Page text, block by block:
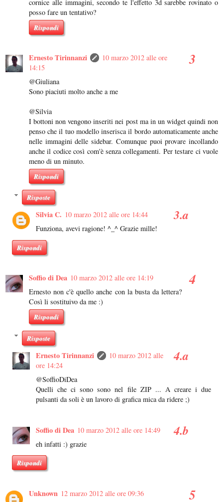
cornice alle immagini, secondo te l'effetto 3d sarebbe rovinato o
posso fare un tentativo?
Rispondi
Ernesto Tirinnanzi
10 marzo 2012 alle ore
14:15
@Giuliana
Sono piaciuti molto anche a me
@Silvia
I bottoni non vengono inseriti nei post ma in un widget quindi non
penso che il tuo modello inserisca il bordo automaticamente anche
nelle immagini delle sidebar. Comunque puoi provare incollando
anche il codice così com'è senza collegamenti. Per testare ci vuole
meno di un minuto.
Rispondi
Risposte
Silvia C. 10 marzo 2012 alle ore 14:44
Funziona, avevi ragione! ^_^ Grazie mille!
Rispondi
Soffio di Dea 10 marzo 2012 alle ore 14:19
Ernesto non c'è quello anche con la busta da lettera?
Così li sostituivo da me :)
Rispondi
Risposte
Ernesto Tirinnanzi
10 marzo 2012 alle
ore 14:24
@SoffioDiDea
Quelli che ci sono sono nel file ZIP ... A creare i due
pulsanti da soli è un lavoro di grafica mica da ridere ;)
Soffio di Dea 10 marzo 2012 alle ore 14:49
eh infatti :) grazie
Rispondi
Unknown 12 marzo 2012 alle ore 09:36